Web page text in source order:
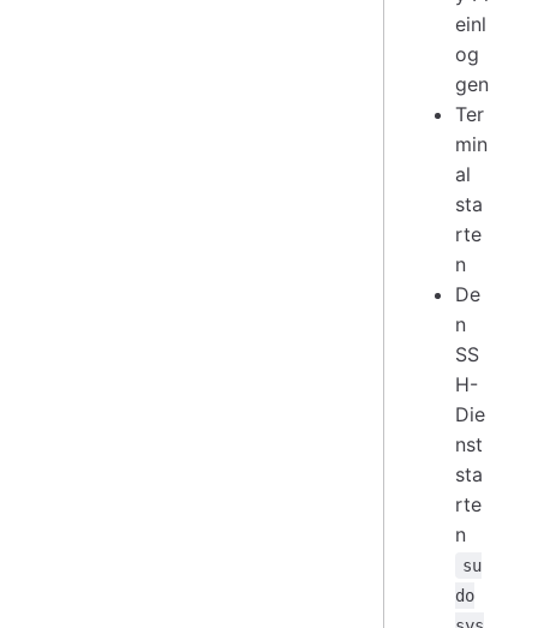
einl
og
gen
Ter
min
al
sta
rte
n
De
n
SS
H-
Die
nst
sta
rte
n
su
do